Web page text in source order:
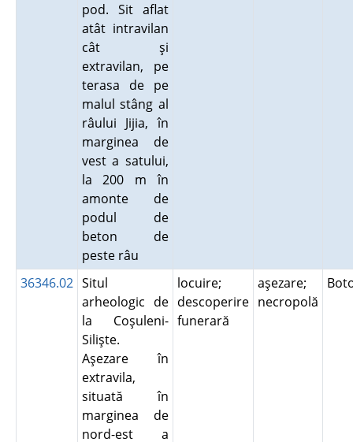
pod. Sit aflat
atât intravilan
cât şi
extravilan, pe
terasa de pe
malul stâng al
râului Jijia, în
marginea de
vest a satului,
la 200 m în
amonte de
podul de
beton de
peste râu
36346.02 Situl
arheologic de
la Coşuleni-
Silişte.
Aşezare în
extravila,
situată în
marginea de
nord-est a
locuire;
descoperire
funerară
aşezare;
necropolă